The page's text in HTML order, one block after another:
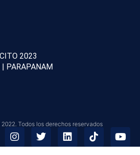
2023
PARAPANAM
Todos los derechos reservados